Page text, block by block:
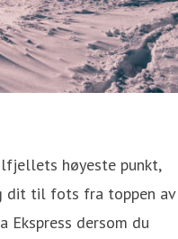
høyeste punkt,
dit til fots fra toppen av
Ekspress dersom du